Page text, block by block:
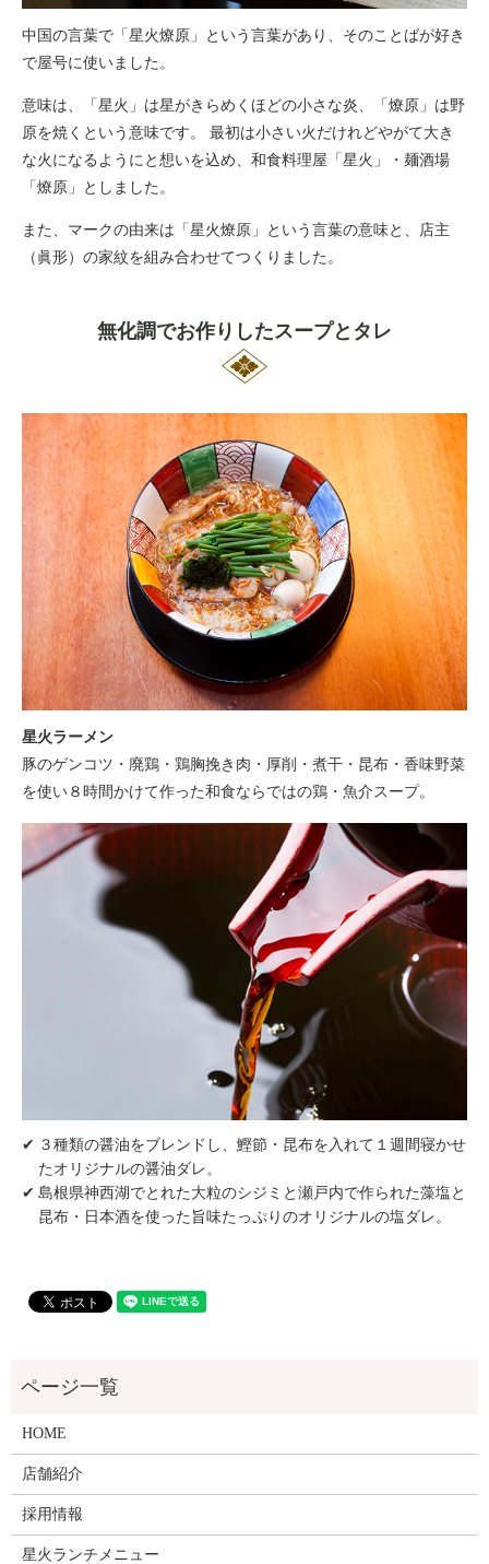
中国の言葉で「星火燎原」という言葉があり、そのことばが好き
で屋号に使いました。
意味は、「星火」は星がきらめくほどの小さな炎、「燎原」は野
原を焼くという意味です。 最初は小さい火だけれどやがて大き
な火になるようにと想いを込め、和食料理屋「星火」・麺酒場
「 燎原」 としました。
また、マークの由来は「星火燎原」という言葉の意味と、店主
（眞形）の家紋を組み合わせてつくりました。
無化調でお作りしたスープとタレ
星火ラーメン
豚のゲンコツ・廃鶏・鶏胸挽き肉・厚削・煮干・昆布・香味野菜
を使い８時間かけて作った和食ならではの鶏・魚介スープ。
３種類の醤油をブレンドし、鰹節・昆布を入れて１週間寝かせ
たオリジナルの醤油ダレ。
島根県神西湖でとれた大粒のシジミと瀬戸内で作られた藻塩と
昆布・日本酒を使った旨味たっぷりのオリジナルの塩ダレ。
HOME
店舗紹介
採用情報
星火ランチメニュー